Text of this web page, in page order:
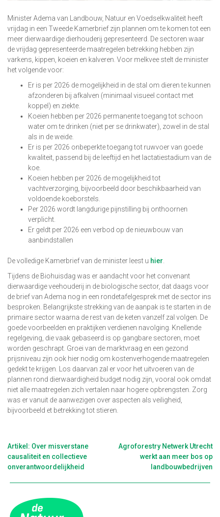
Minister Adema van Landbouw, Natuur en Voedselkwaliteit heeft
vrijdag in een Tweede Kamerbrief zijn plannen om te komen tot een
meer dierwaardige dierhouderij gepresenteerd. De sectoren waar
de vrijdag gepresenteerde maatregelen betrekking hebben zijn
varkens, kippen, koeien en kalveren. Voor melkvee stelt de minister
het volgende voor:
Er is per 2026 de mogelijkheid in de stal om dieren te kunnen
afzonderen bij afkalven (minimaal visueel contact met
koppel) en ziekte.
Koeien hebben per 2026 permanente toegang tot schoon
water om te drinken (niet per se drinkwater), zowel in de stal
als in de weide.
Er is per 2026 onbeperkte toegang tot ruwvoer van goede
kwaliteit, passend bij de leeftijd en het lactatiestadium van de
koe.
Koeien hebben per 2026 de mogelijkheid tot
vachtverzorging, bijvoorbeeld door beschikbaarheid van
voldoende koeborstels.
Per 2026 wordt langdurige pijnstilling bij onthoornen
verplicht.
Er geldt per 2026 een verbod op de nieuwbouw van
aanbindstallen
De volledige Kamerbrief van de minister leest u hier
Tijdens de Biohuisdag was er aandacht voor het convenant
dierwaardige veehouderij in de biologische sector, dat daags voor
de brief van Adema nog in een rondetafelgesprek met de sector ins
besproken. Belangrijkste strekking van de aanpak is te starten in de
primaire sector waarna de rest van de keten vanzelf zal volgen. De
goede voorbeelden en praktijken verdienen navolging. Knellende
regelgeving, die vaak gebaseerd is op gangbare sectoren, moet
worden geschrapt. Groei van de marktvraag en een gezond
prijsniveau zijn ook hier nodig om kostenverhogende maatregelen
gedekt te krijgen. Los daarvan zal er voor het uitvoeren van de
plannen rond dierwaardigheid budget nodig zijn, vooral ook omdat
niet alle maatregelen zich vertalen naar hogere opbrengsten. Zorg
was er vanuit de aanwezigen over aspecten als veiligheid,
bijvoorbeeld et betrekking tot stieren.
Berichtnavigatie
Artikel: Over misverstane
causaliteit en collectieve
onverantwoordelijkheid
Agroforestry Netwerk Utrecht
werkt aan meer bos op
landbouwbedrijven